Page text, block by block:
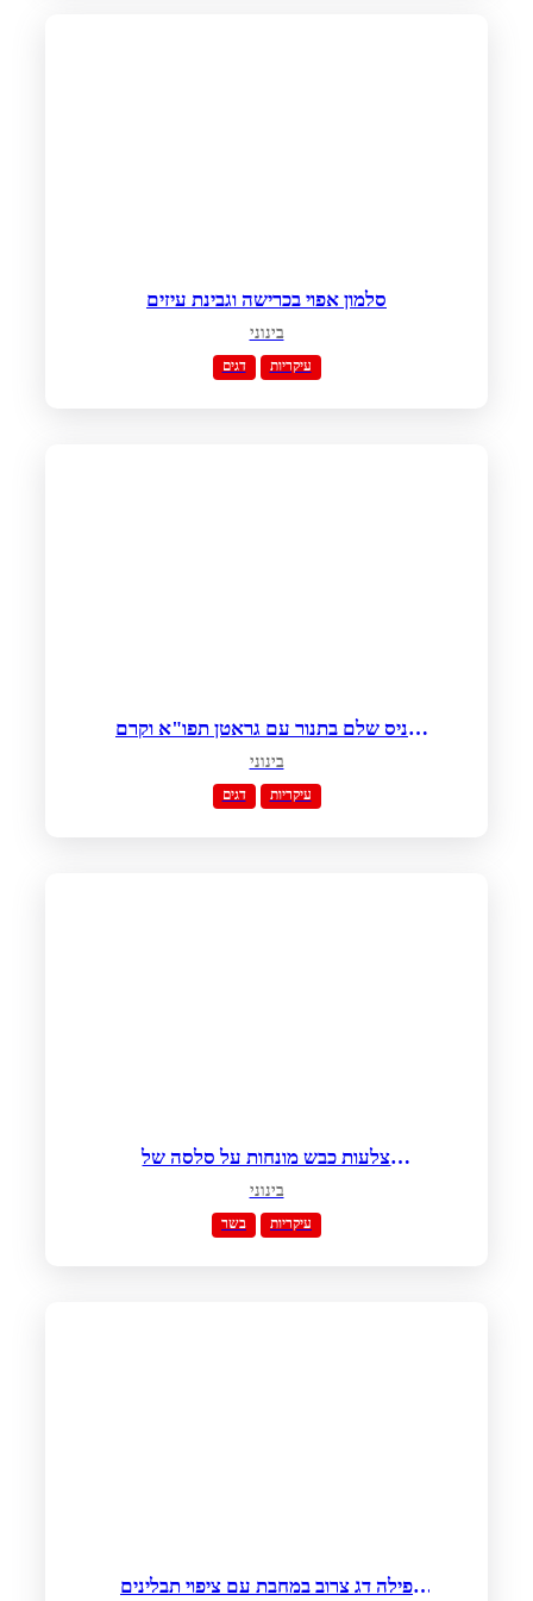
סלמון אפוי בכרישה וגבינת עיזים
בינוני
דגים עיקריות
דניס שלם בתנור עם גראטן תפו"א וקרם
פרש
בינוני
דגים עיקריות
צלעות כבש מונחות על סלסה של
גאוקמולה עם רוטב קיווי
בינוני
בשר עיקריות
פילה דג צרוב במחבת עם ציפוי תבלינים